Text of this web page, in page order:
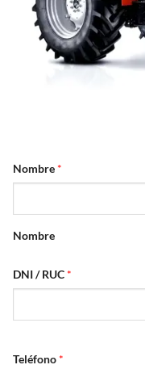
Nombre *
Nombre
DNI / RUC *
Teléfono *